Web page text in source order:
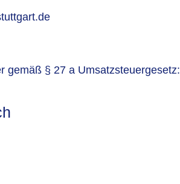
gemäß § 27 a Umsatzsteuergesetz: